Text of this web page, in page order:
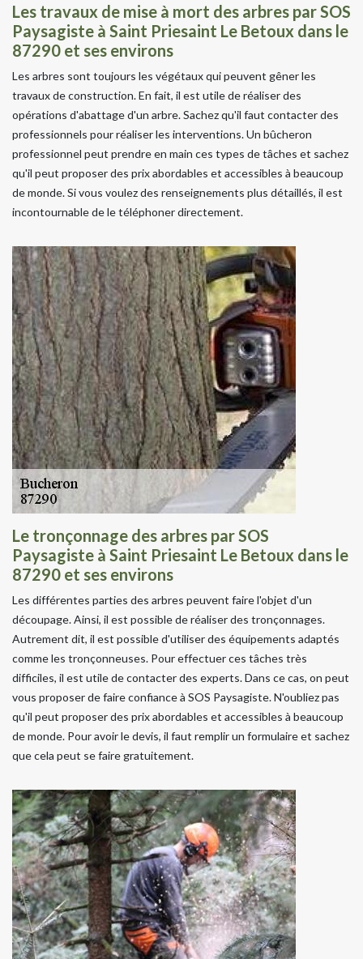
Les travaux de mise à mort des arbres par SOS
Paysagiste à Saint Priesaint Le Betoux dans le
87290 et ses environs
Les arbres sont toujours les végétaux qui peuvent gêner les
travaux de construction. En fait, il est utile de réaliser des
opérations d'abattage d'un arbre. Sachez qu'il faut contacter des
professionnels pour réaliser les interventions. Un bûcheron
professionnel peut prendre en main ces types de tâches et sachez
qu'il peut proposer des prix abordables et accessibles à beaucoup
de monde. Si vous voulez des renseignements plus détaillés, il est
incontournable de le téléphoner directement.
Le tronçonnage des arbres par SOS
Paysagiste à Saint Priesaint Le Betoux dans le
87290 et ses environs
Les différentes parties des arbres peuvent faire l'objet d'un
découpage. Ainsi, il est possible de réaliser des tronçonnages.
Autrement dit, il est possible d'utiliser des équipements adaptés
comme les tronçonneuses. Pour effectuer ces tâches très
difficiles, il est utile de contacter des experts. Dans ce cas, on peut
vous proposer de faire confiance à SOS Paysagiste. N'oubliez pas
qu'il peut proposer des prix abordables et accessibles à beaucoup
de monde. Pour avoir le devis, il faut remplir un formulaire et sachez
que cela peut se faire gratuitement.